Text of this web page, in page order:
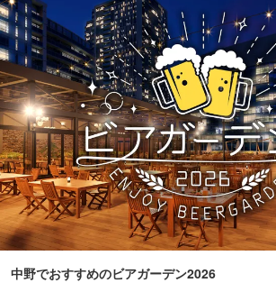
中野でおすすめのビアガーデン2026